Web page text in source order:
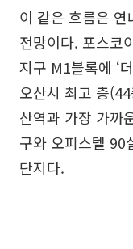
이 같은 흐름은
전망이다. 포스코
지구 M1블록에 ‘
오산시 최고 층
산역과 가장 가까
구와 오피스텔 90
단지다.